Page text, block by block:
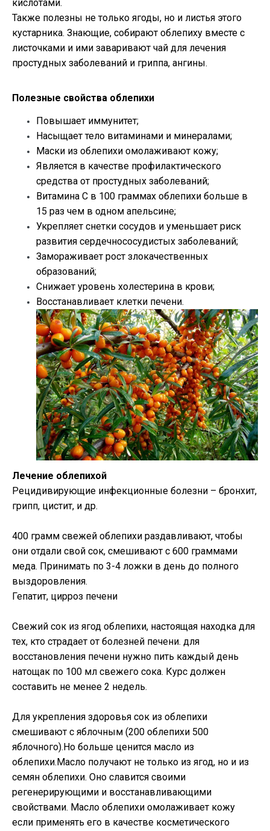
кислотами.
Также полезны не только ягоды, но и листья этого
кустарника. Знающие, собирают облепиху вместе с
листочками и ими заваривают чай для лечения
простудных заболеваний и гриппа, ангины.
Полезные свойства облепихи
Повышает иммунитет;
Насыщает тело витаминами и минералами;
Маски из облепихи омолаживают кожу;
Является в качестве профилактического
средства от простудных заболеваний;
Витамина С в 100 граммах облепихи больше в
15 раз чем в одном апельсине;
Укрепляет снетки сосудов и уменьшает риск
развития сердечнососудистых заболеваний;
Замораживает рост злокачественных
образований;
Снижает уровень холестерина в крови;
Восстанавливает клетки печени.
Лечение облепихой
Рецидивирующие инфекционные болезни – бронхит,
грипп, цистит, и др.
400 грамм свежей облепихи раздавливают, чтобы
они отдали свой сок, смешивают с 600 граммами
меда. Принимать по 3-4 ложки в день до полного
выздоровления.
Гепатит, цирроз печени
Свежий сок из ягод облепихи, настоящая находка для
тех, кто страдает от болезней печени. для
восстановления печени нужно пить каждый день
натощак по 100 мл свежего сока. Курс должен
составить не менее 2 недель.
Для укрепления здоровья сок из облепихи
смешивают с яблочным (200 облепихи 500
яблочного).Но больше ценится масло из
облепихи.Масло получают не только из ягод, но и из
семян облепихи. Оно славится своими
регенерирующими и восстанавливающими
свойствами. Масло облепихи омолаживает кожу
если применять его в качестве косметического